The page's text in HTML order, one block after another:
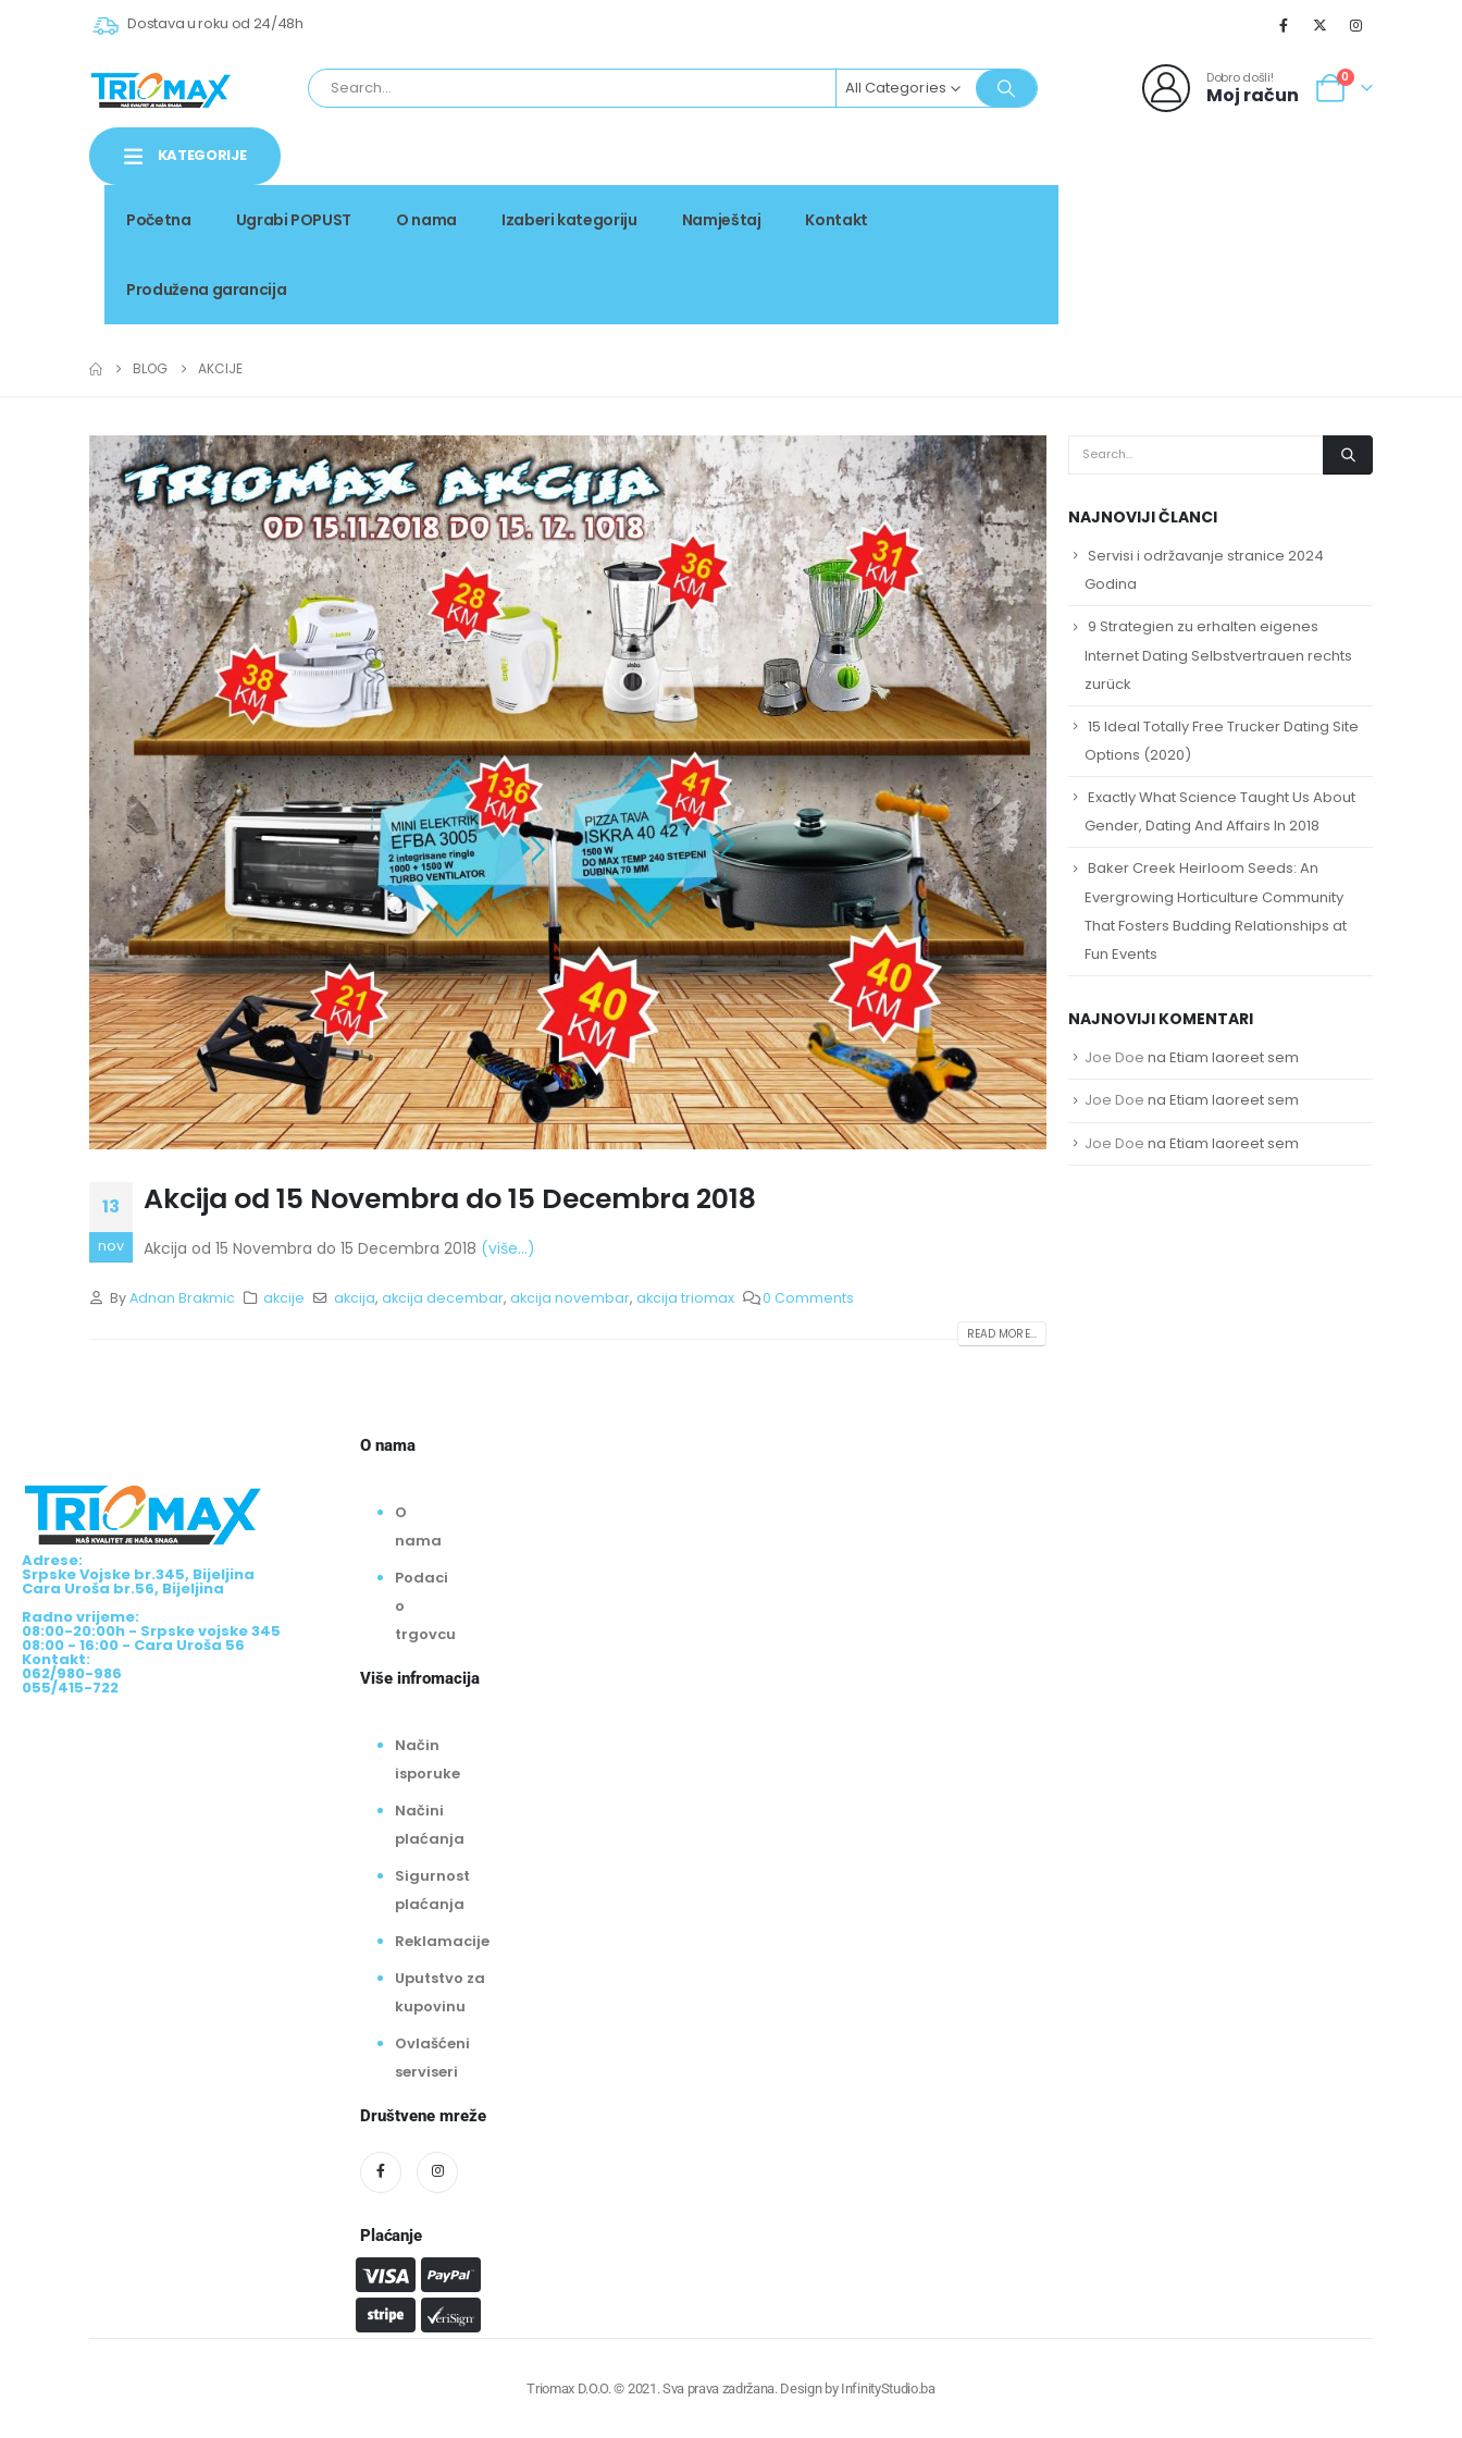
Dostava u roku od 24/48h
All Categories Dobro došli!
Moj račun
0
KATEGORIJE
Početna Ugrabi POPUST O nama Izaberi kategoriju Namještaj Kontakt
Produžena garancija
BLOG AKCIJE
13
nov
Akcija od 15 Novembra do 15 Decembra 2018
Akcija od 15 Novembra do 15 Decembra 2018 (više…)
ByAdnan Brakmic akcije akcija, akcija decembar, akcija novembar, akcija triomax 0 Comments
READ MORE...
NAJNOVIJI ČLANCI
Servisi i održavanje stranice 2024
Godina
9 Strategien zu erhalten eigenes
Internet Dating Selbstvertrauen rechts
zurück
15 Ideal Totally Free Trucker Dating Site
Options (2020)
Exactly What Science Taught Us About
Gender, Dating And Affairs In 2018
Baker Creek Heirloom Seeds: An
Evergrowing Horticulture Community
That Fosters Budding Relationships at
Fun Events
NAJNOVIJI KOMENTARI
Joe Doe na Etiam laoreet sem
Joe Doe na Etiam laoreet sem
Joe Doe na Etiam laoreet sem
Adrese:
Srpske Vojske br.345, Bijeljina
Cara Uroša br.56, Bijeljina
Radno vrijeme:
08:00-20:00h - Srpske vojske 345
08:00 - 16:00 - Cara Uroša 56
Kontakt:
062/980-986
055/415-722
O nama
O
nama
Podaci
o
trgovcu
Više infromacija
Način
isporuke
Načini
plaćanja
Sigurnost
plaćanja
Reklamacije
Uputstvo za
kupovinu
Ovlašćeni
serviseri
Društvene mreže
Plaćanje
Triomax D.O.O. © 2021. Sva prava zadržana. Design by InfinityStudio.ba